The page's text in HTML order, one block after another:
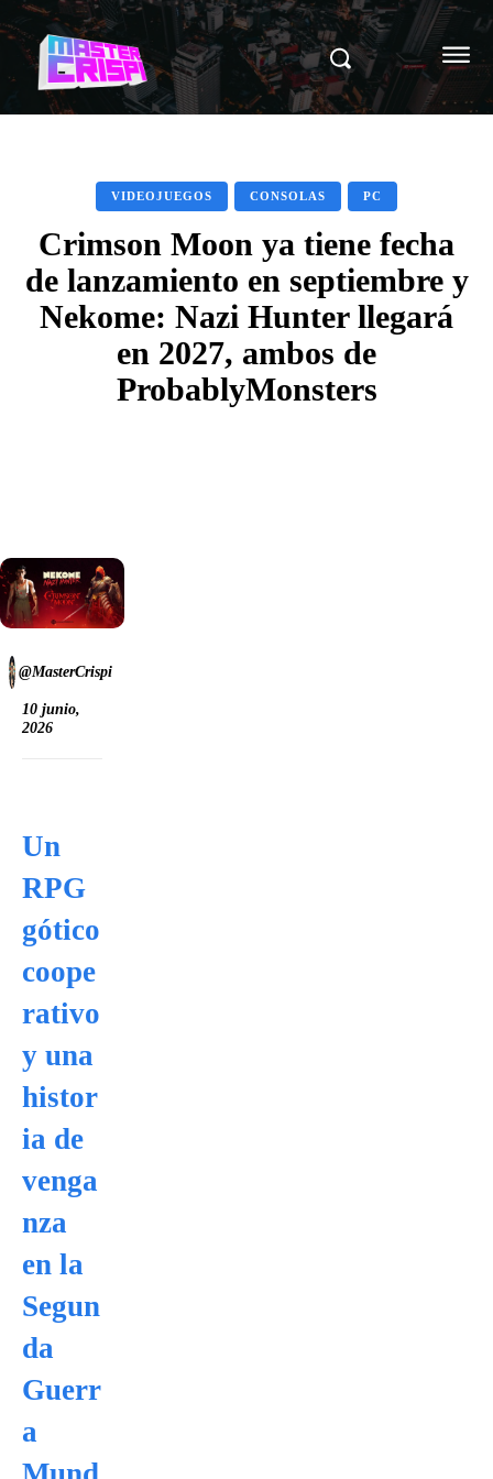
VIDEOJUEGOS CONSOLAS PC
Crimson Moon ya tiene fecha
de lanzamiento en septiembre y
Nekome: Nazi Hunter llegará
en 2027, ambos de
ProbablyMonsters
@MasterCrispi
10 junio,
2026
Un
RPG
gótico
coope
rativo
y una
histor
ia de
venga
nza
en la
Segun
da
Guerr
a